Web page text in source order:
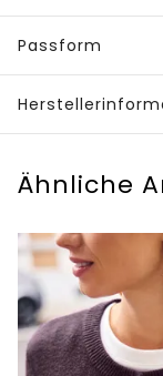
Passform
Ähnliche